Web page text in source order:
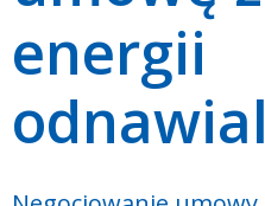
energii